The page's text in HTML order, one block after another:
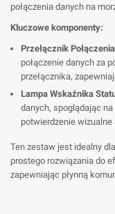
połączenia danych na
Kluczowe komponenty:
Przełącznik
połączenie danych za
przełącznika,
Lampa Wskaźnika
danych, spoglądając
potwierdzenie wizualne
Ten zestaw jest idealny
prostego rozwiązania do
zapewniając płynną